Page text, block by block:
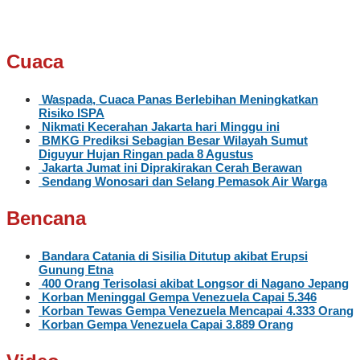
Cuaca
Waspada, Cuaca Panas Berlebihan Meningkatkan
Risiko ISPA
Nikmati Kecerahan Jakarta hari Minggu ini
BMKG Prediksi Sebagian Besar Wilayah Sumut
Diguyur Hujan Ringan pada 8 Agustus
Jakarta Jumat ini Diprakirakan Cerah Berawan
Sendang Wonosari dan Selang Pemasok Air Warga
Bencana
Bandara Catania di Sisilia Ditutup akibat Erupsi
Gunung Etna
400 Orang Terisolasi akibat Longsor di Nagano Jepang
Korban Meninggal Gempa Venezuela Capai 5.346
Korban Tewas Gempa Venezuela Mencapai 4.333 Orang
Korban Gempa Venezuela Capai 3.889 Orang